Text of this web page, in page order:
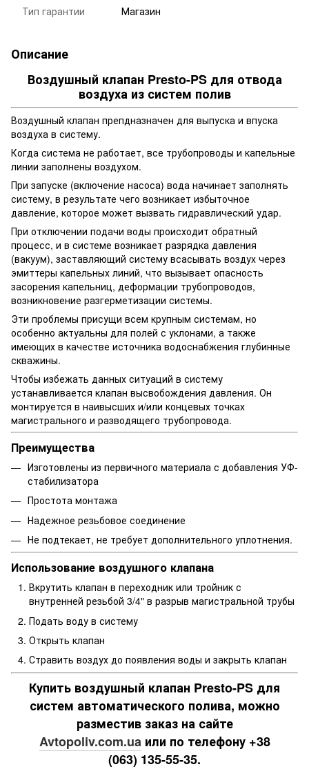
Тип гарантии Магазин
Описание
Воздушный клапан Presto-PS для отвода
воздуха из систем полив
Воздушный клапан препдназначен для выпуска и впуска
воздуха в систему.
Когда система не работает, все трубопроводы и капельные
линии заполнены воздухом.
При запуске (включение насоса) вода начинает заполнять
систему, в результате чего возникает избыточное
давление, которое может вызвать гидравлический удар.
При отключении подачи воды происходит обратный
процесс, и в системе возникает разрядка давления
(вакуум), заставляющий систему всасывать воздух через
эмиттеры капельных линий, что вызывает опасность
засорения капельниц, деформации трубопроводов,
возникновение разгерметизации системы.
Эти проблемы присущи всем крупным системам, но
особенно актуальны для полей с уклонами, а также
имеющих в качестве источника водоснабжения глубинные
скважины.
Чтобы избежать данных ситуаций в систему
устанавливается клапан высвобождения давления. Он
монтируется в наивысших и/или концевых точках
магистрального и разводящего трубопровода.
Преимущества
Изготовлены из первичного материала с добавления УФ-
стабилизатора
Простота монтажа
Надежное резьбовое соединение
Не подтекает, не требует дополнительного уплотнения.
Использование воздушного клапана
Вкрутить клапан в переходник или тройник с
внутренней резьбой 3/4" в разрыв магистральной трубы
Подать воду в систему
Открыть клапан
Стравить воздух до появления воды и закрыть клапан
Купить воздушный клапан Presto-PS для
систем автоматического полива, можно
разместив заказ на сайте
Avtopoliv.com.uaили по телефону +38
(063) 135-55-35.